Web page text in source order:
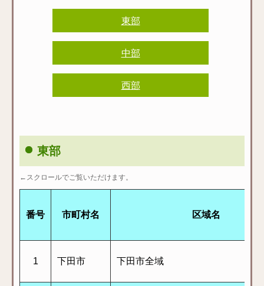
東部
中部
西部
東部
←スクロールでご覧いただけます。
番号 市町村名 区域名
1 下田市 下田市全域